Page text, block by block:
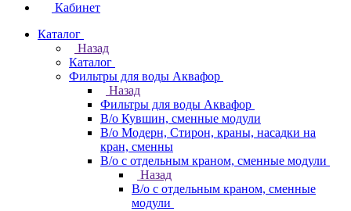
Кабинет
Каталог
Назад
Каталог
Фильтры для воды Аквафор
Назад
Фильтры для воды Аквафор
В/о Кувшин, сменные модули
В/о Модерн, Стирон, краны, насадки на
кран, сменны
В/о с отдельным краном, сменные модули
Назад
В/о с отдельным краном, сменные
модули